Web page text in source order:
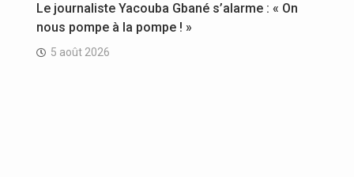
Le journaliste Yacouba Gbané s’alarme : « On
nous pompe à la pompe ! »
5 août 2026